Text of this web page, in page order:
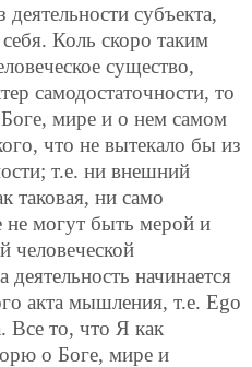
деятельности субъекта,
Коль скоро таким
существо,
самодостаточности, то
мире и о нем самом
что не вытекало бы из
т.е. ни внешний
таковая, ни само
не могут быть мерой и
человеческой
деятельность начинается
акта мышления, т.е. Ego
то, что Я как
о Боге, мире и